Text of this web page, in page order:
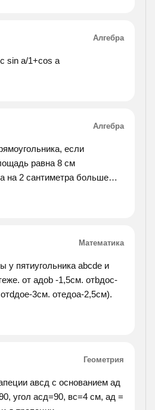
Алгебра
sin a/1+cos a
Алгебра
если
равна 8 см
на 2 сантиметра больше
Математика
у пятиугольника abcde и
от aдоb -1,5см. отbдоc-
3см. отeдоa-2,5см).
Геометрия
авсд с основанием ад
угол асд=90, вс=4 см, ад =